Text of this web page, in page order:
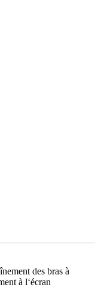
des bras à
à l‘écran